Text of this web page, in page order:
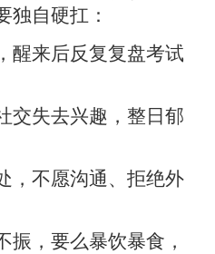
独自硬扛：
醒来后反复复盘考试
交失去兴趣，整日郁
，不愿沟通、拒绝外
振，要么暴饮暴食，